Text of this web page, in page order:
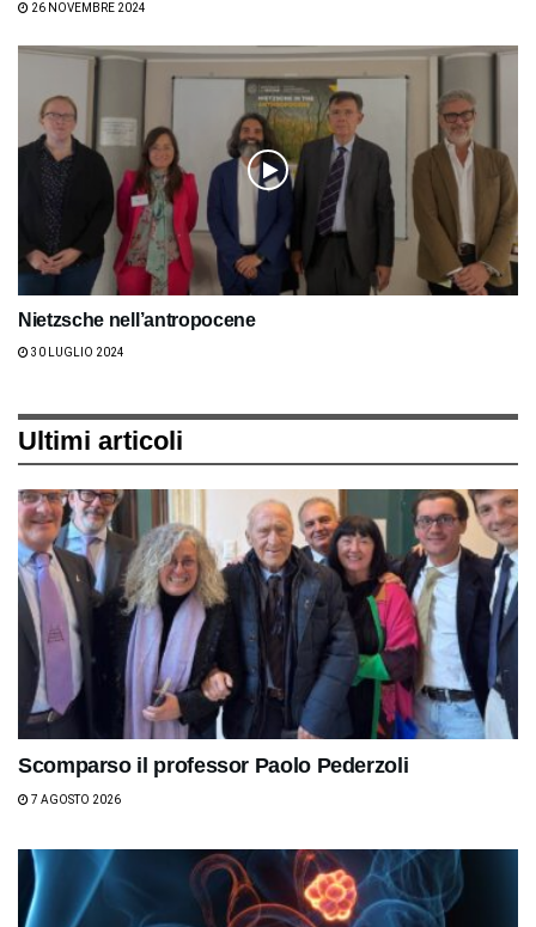
26 NOVEMBRE 2024
Nietzsche nell’antropocene
30 LUGLIO 2024
Ultimi articoli
Scomparso il professor Paolo Pederzoli
7 AGOSTO 2026